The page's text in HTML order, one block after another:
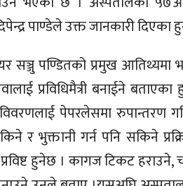
पाण्डेले उक्त जानकारी दिएका
सञ्जु पण्डितको प्रमुख आतिथ्यमा
प्रविधिमैत्री बनाईने
पेपरलेसमा रुपान्तरण
र भुक्तानी गर्न पनि सकिने
प्रविष्ट हुनेछ । कागज टिकट